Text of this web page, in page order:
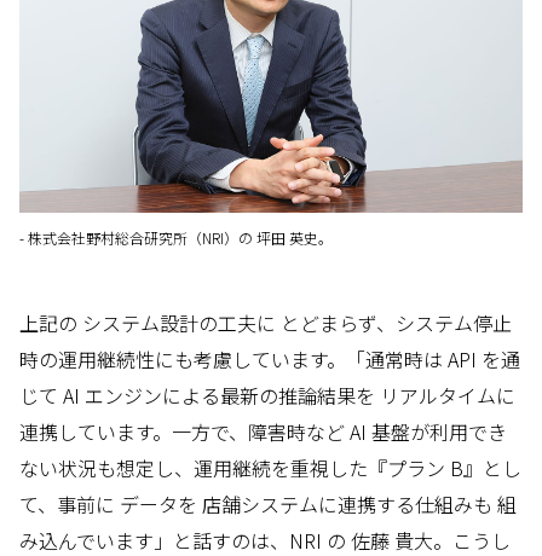
- 株式会社野村総合研究所（NRI）の 坪田 英史。
上記の システム設計の工夫に とどまらず、システム停止
時の運用継続性にも考慮しています。「通常時は API を通
じて AI エンジンによる最新の推論結果を リアルタイムに
連携しています。一方で、障害時など AI 基盤が利用でき
ない状況も想定し、運用継続を重視した『プラン B』とし
て、事前に データを 店舗システムに連携する仕組みも 組
み込んでいます」と話すのは、NRI の 佐藤 貴大。こうし